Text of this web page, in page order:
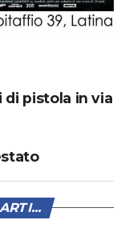
di pistola in via